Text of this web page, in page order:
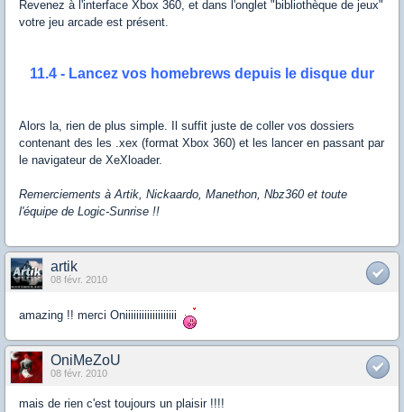
Revenez à l'interface Xbox 360, et dans l'onglet "bibliothèque de jeux"
votre jeu arcade est présent.
11.4 - Lancez vos homebrews depuis le disque dur
Alors la, rien de plus simple. Il suffit juste de coller vos dossiers
contenant des les .xex (format Xbox 360) et les lancer en passant par
le navigateur de XeXloader.
Remerciements à Artik, Nickaardo, Manethon, Nbz360 et toute
l'équipe de Logic-Sunrise !!
artik
08 févr. 2010
amazing !! merci Oniiiiiiiiiiiiiiiiiii
OniMeZoU
08 févr. 2010
mais de rien c'est toujours un plaisir !!!!